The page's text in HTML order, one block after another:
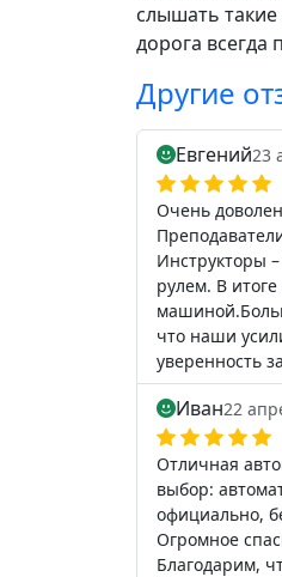
слышать
дорога всегда
Другие
Евгений23
Очень
Инструкторы
рулем. В
что наши
уверенность
Иван22
Отличная
выбор:
официально,
Огромное
Благодарим,